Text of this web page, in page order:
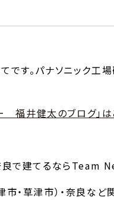
です。パナソニック工
福井健太のブログ」は
良で建てるならTeam
市・草津市）・奈良な